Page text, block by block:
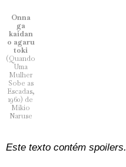
Onna
ga
kaidan
o agaru
toki
(Quando
Uma
Mulher
Sobe as
Escadas,
1960) de
Mikio
Naruse
Este texto contém spoilers.